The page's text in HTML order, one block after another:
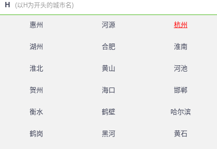
H (以H为开头的城市名)
惠州 河源 杭州
湖州 合肥 淮南
淮北 黄山 河池
贺州 海口 邯郸
衡水 鹤壁 哈尔滨
鹤岗 黑河 黄石